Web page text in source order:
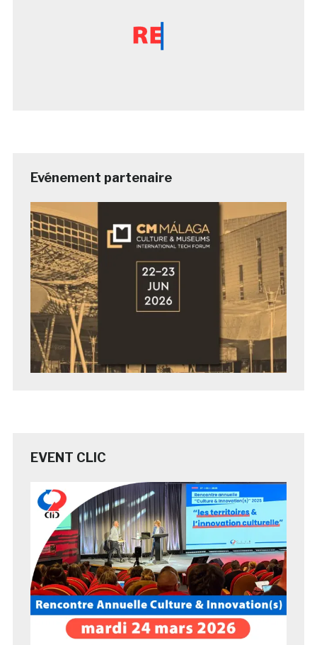
Evénement partenaire
EVENT CLIC